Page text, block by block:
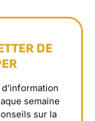
DE
semaine
sur la